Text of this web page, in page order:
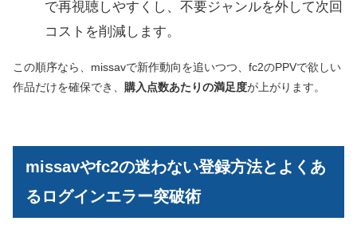
で再視聴しやすくし、不要ジャンルを外して次回
コストを削減します。
この順序なら、missavで新作動向を追いつつ、fc2のPPVで欲しい
作品だけを確保でき、
購入点数あたりの満足度が上がります。
missavやfc2の迷わない登録方法とよくあ
るログインエラー突破術